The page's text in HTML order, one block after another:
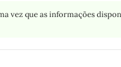
que as informações